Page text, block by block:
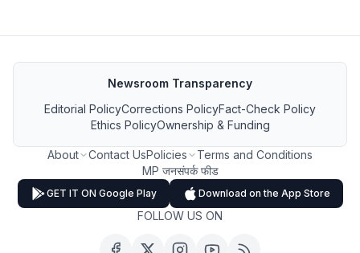
Newsroom Transparency
Editorial PolicyCorrections PolicyFact-Check Policy
Ethics PolicyOwnership & Funding
About Contact UsPolicies
Terms and Conditions
MP जनसंपर्क फीड
GET IT ON Google Play Download on the App Store
FOLLOW US ON